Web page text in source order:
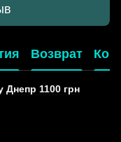
Возврат
Днепр 1100 грн